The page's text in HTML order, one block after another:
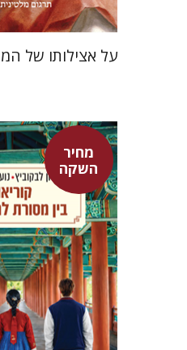
על אצילותו של
מחיר
השקה
אלון לבקוביץ